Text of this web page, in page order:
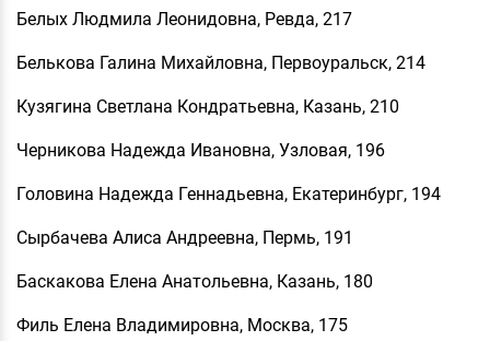
Белых Людмила Леонидовна, Ревда, 217
Белькова Галина Михайловна, Первоуральск, 214
Кузягина Светлана Кондратьевна, Казань, 210
Черникова Надежда Ивановна, Узловая, 196
Головина Надежда Геннадьевна, Екатеринбург, 194
Сырбачева Алиса Андреевна, Пермь, 191
Баскакова Елена Анатольевна, Казань, 180
Филь Елена Владимировна, Москва, 175